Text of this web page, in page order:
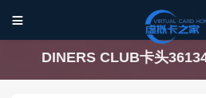

DINERS CLUB卡头